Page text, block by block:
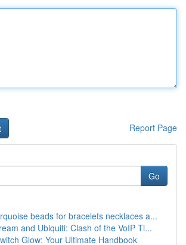
Report Page
Go
beads for bracelets necklaces a...
and Ubiquiti: Clash of the VoIP Ti...
Glow: Your Ultimate Handbook